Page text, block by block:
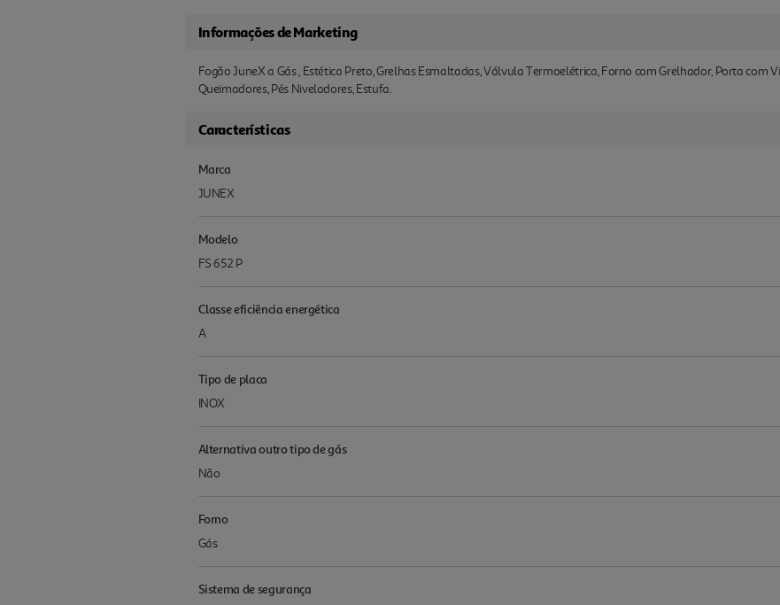
Informações de Marketing
Fogão JuneX a Gás , Estética Preto, Grelhas Esmaltadas, Válvula Termoelétrica, Forno com Grelhador, Porta com
Queimadores, Pés Niveladores, Estufa.
Características
Marca
JUNEX
Modelo
FS 652 P
Classe eficiência energética
A
Tipo de placa
INOX
Alternativa outro tipo de gás
Não
Forno
Gás
Sistema de segurança